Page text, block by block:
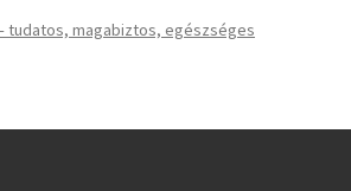
tudatos, magabiztos, egészséges